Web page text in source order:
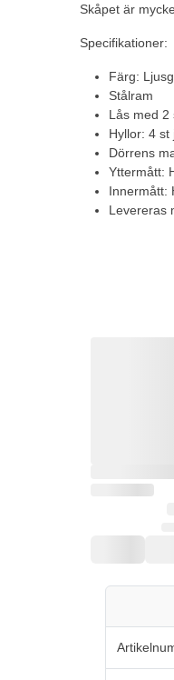
Skåpet är
Specifikationer:
Färg:
Stålram
Lås med 2
Hyllor: 4 st
Dörrens
Yttermått:
Innermått:
Levereras